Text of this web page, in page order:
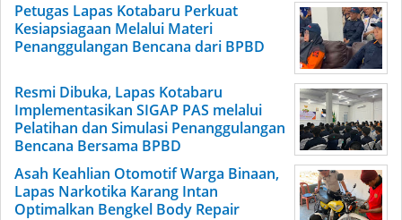
Petugas Lapas Kotabaru Perkuat
Kesiapsiagaan Melalui Materi
Penanggulangan Bencana dari BPBD
Resmi Dibuka, Lapas Kotabaru
Implementasikan SIGAP PAS melalui
Pelatihan dan Simulasi Penanggulangan
Bencana Bersama BPBD
Asah Keahlian Otomotif Warga Binaan,
Lapas Narkotika Karang Intan
Optimalkan Bengkel Body Repair